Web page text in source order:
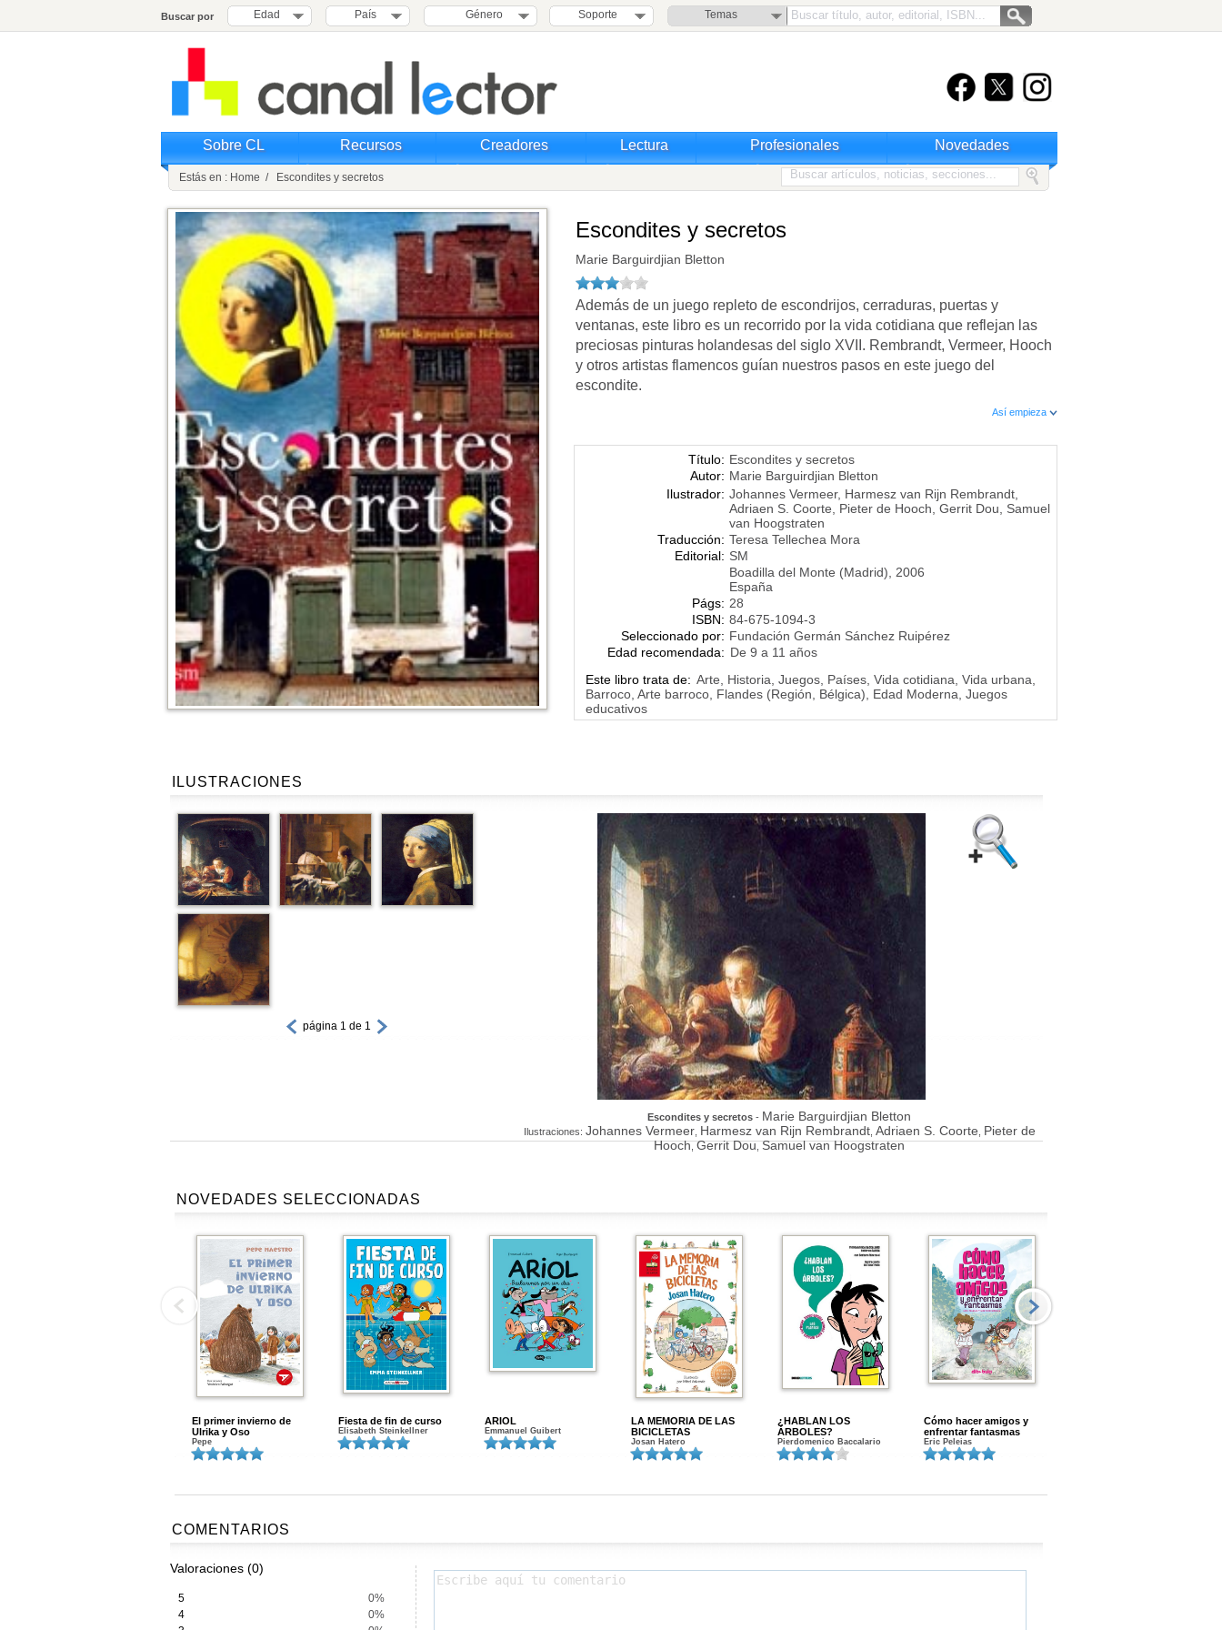
Buscar por Edad País Género Soporte Temas
Sobre CL Recursos Creadores Lectura Profesionales Novedades
Estás en : Home / Escondites y secretos
Escondites y secretos
Marie Barguirdjian Bletton
Además de un juego repleto de escondrijos, cerraduras, puertas y
ventanas, este libro es un recorrido por la vida cotidiana que reflejan las
preciosas pinturas holandesas del siglo XVII. Rembrandt, Vermeer, Hooch
y otros artistas flamencos guían nuestros pasos en este juego del
escondite.
Así empieza
Título: Escondites y secretos
Autor: Marie Barguirdjian Bletton
Ilustrador: Johannes Vermeer, Harmesz van Rijn Rembrandt
Adriaen S. Coorte
Pieter de Hooch Gerrit Dou
Samuel
van Hoogstraten
Traducción: Teresa Tellechea Mora
Editorial: SM
Boadilla del Monte (Madrid), 2006
España
Págs: 28
ISBN: 84-675-1094-3
Seleccionado por: Fundación Germán Sánchez Ruipérez
Edad recomendada: De 9 a 11 años
Este libro trata de: Arte, Historia, Juegos, Países, Vida cotidiana, Vida urbana,
Barroco, Arte barroco, Flandes (Región, Bélgica), Edad Moderna, Juegos
educativos
ILUSTRACIONES
página 1 de 1
Escondites y secretos - Marie Barguirdjian Bletton
Ilustraciones: Johannes Vermeer, Harmesz van Rijn Rembrandt, Adriaen S. Coorte Pieter de
Hooch Gerrit Dou Samuel van Hoogstraten
NOVEDADES SELECCIONADAS
El primer invierno de
Ulrika y Oso
Pepe
Fiesta de fin de curso
Elisabeth Steinkellner
ARIOL
Emmanuel Guibert
LA MEMORIA DE LAS
BICICLETAS
Josan Hatero
¿HABLAN LOS
ÁRBOLES?
Pierdomenico Baccalario
Cómo hacer amigos y
enfrentar fantasmas
Eric Peleias
COMENTARIOS
Valoraciones (0)
5
0%
4
0%